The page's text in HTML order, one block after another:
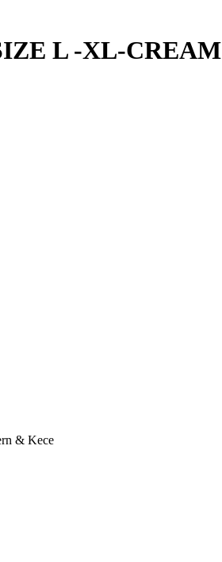
L -XL-CREAM
& Kece